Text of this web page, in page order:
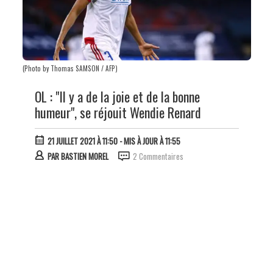
(Photo by Thomas SAMSON / AFP)
OL : "Il y a de la joie et de la bonne
humeur", se réjouit Wendie Renard
21 JUILLET 2021 À 11:50- MIS À JOUR À 11:55
PARBASTIEN MOREL 2 Commentaires